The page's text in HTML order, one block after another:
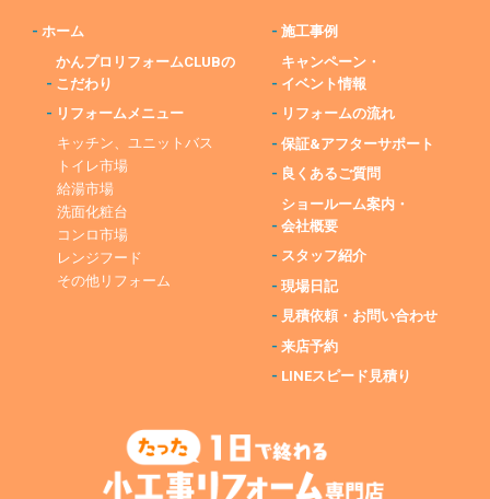
-ホーム
-
かんプロリフォームCLUBの
こだわり
- リフォームメニュー
キッチン、ユニットバス
トイレ市場
給湯市場
洗面化粧台
コンロ市場
レンジフード
その他リフォーム
-施工事例
-
キャンペーン・
イベント情報
- リフォームの流れ
-保証&アフターサポート
- 良くあるご質問
-
ショールーム案内・
会社概要
- スタッフ紹介
-現場日記
- 見積依頼・お問い合わせ
-来店予約
- LINEスピード見積り